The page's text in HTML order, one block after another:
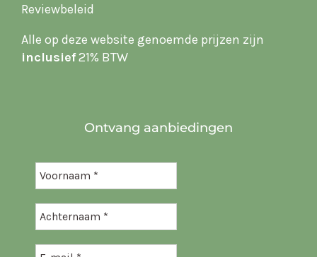
Reviewbeleid
Alle op deze website genoemde prijzen zijn
inclusief21% BTW
Ontvang aanbiedingen